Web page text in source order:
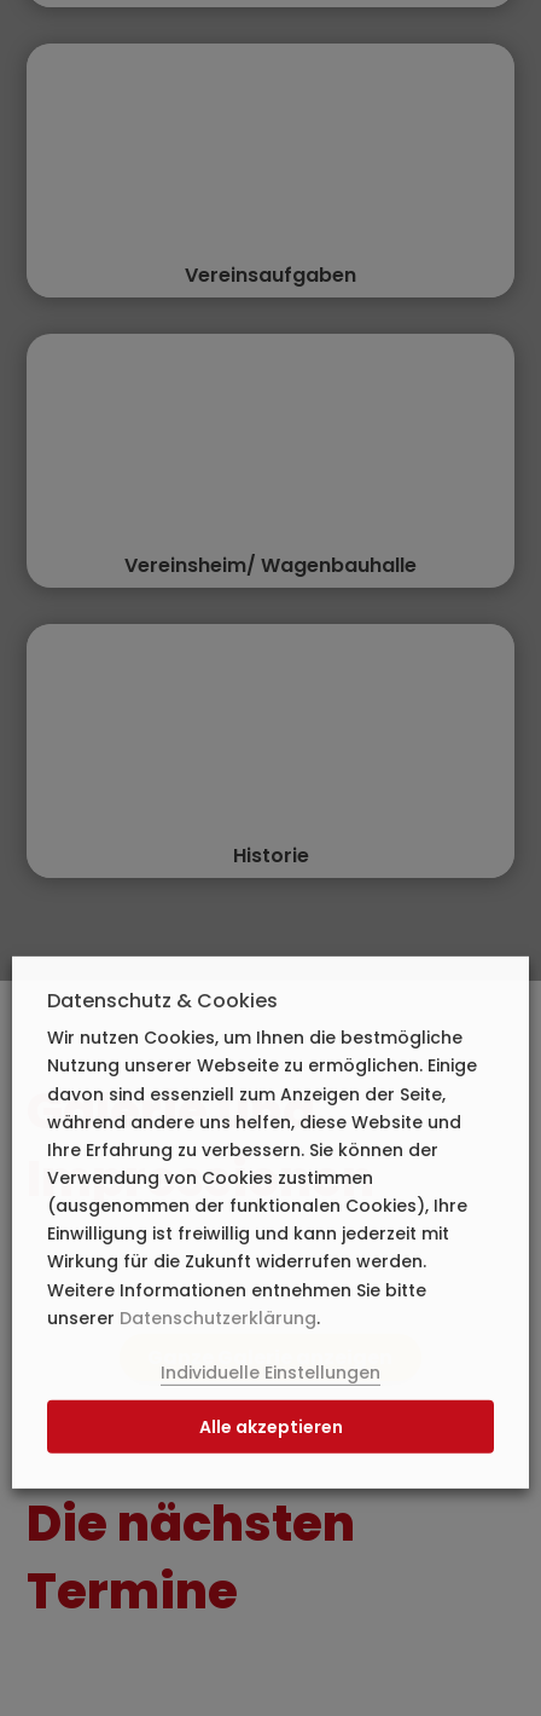
Vereinsaufgaben
Vereinsheim/ Wagenbauhalle
Historie
Galerie und
Impress­ionen
Die nächsten
Termine
Datenschutz & Cookies
Wir nutzen Cookies, um Ihnen die bestmögliche
Nutzung unserer Webseite zu ermöglichen. Einige
davon sind essenziell zum Anzeigen der Seite,
während andere uns helfen, diese Website und
Ihre Erfahrung zu verbessern. Sie können der
Verwendung von Cookies zustimmen
(ausgenommen der funktionalen Cookies), Ihre
Einwilligung ist freiwillig und kann jederzeit mit
Wirkung für die Zukunft widerrufen werden.
Weitere Informationen entnehmen Sie bitte
unserer Datenschutzerklärung.
Individuelle Einstellungen
Alle akzeptieren